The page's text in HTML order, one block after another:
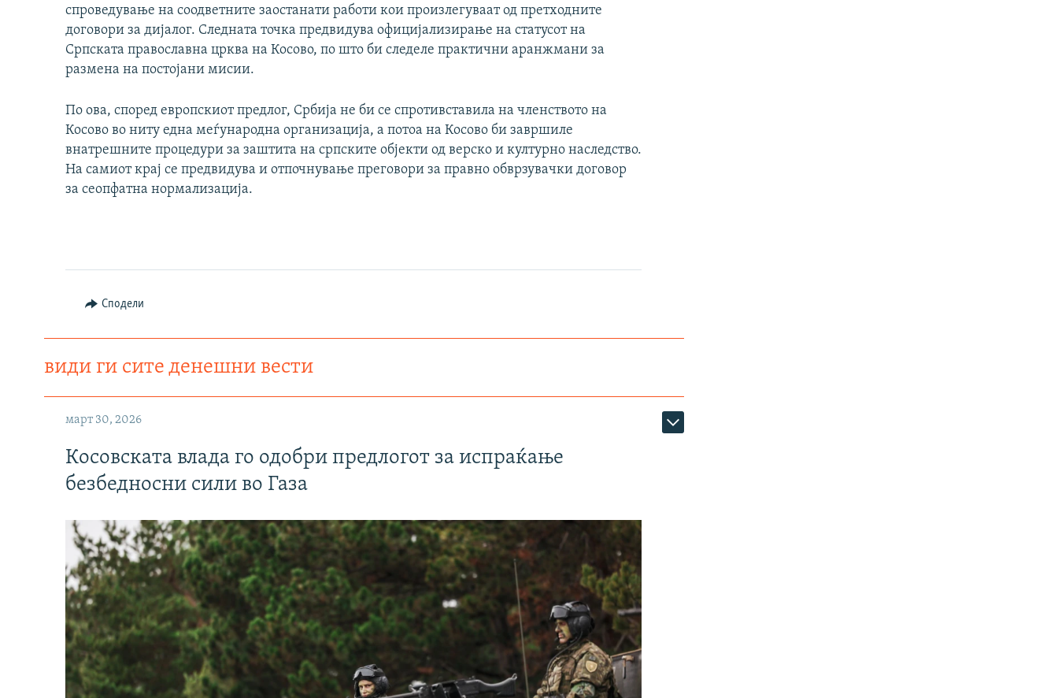
спроведување на соодветните заостанати работи кои произлегуваат од претходните
договори за дијалог. Следната точка предвидува официјализирање на статусот на
Српската православна црква на Косово, по што би следеле практични аранжмани за
размена на постојани мисии.
По ова, според европскиот предлог, Србија не би се спротивставила на членството на
Косово во ниту една меѓународна организација, а потоа на Косово би завршиле
внатрешните процедури за заштита на српските објекти од верско и културно наследство.
На самиот крај се предвидува и отпочнување преговори за правно обврзувачки договор
за сеопфатна нормализација.
Сподели
види ги сите денешни вести
март 30, 2026
Косовската влада го одобри предлогот за испраќање
безбедносни сили во Газа